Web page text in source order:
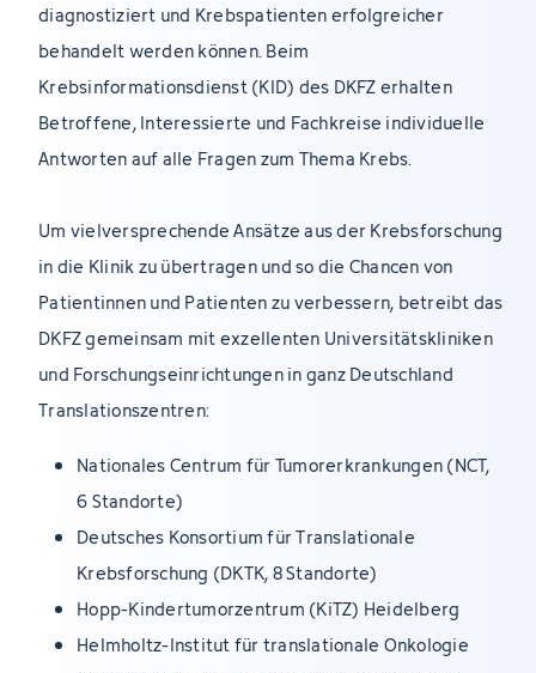
diagnostiziert und Krebspatienten erfolgreicher
behandelt werden können. Beim
Krebsinformationsdienst (KID) des DKFZ erhalten
Betroffene, Interessierte und Fachkreise individuelle
Antworten auf alle Fragen zum Thema Krebs.
Um vielversprechende Ansätze aus der Krebsforschung
in die Klinik zu übertragen und so die Chancen von
Patientinnen und Patienten zu verbessern, betreibt das
DKFZ gemeinsam mit exzellenten Universitätskliniken
und Forschungseinrichtungen in ganz Deutschland
Translationszentren:
Nationales Centrum für Tumorerkrankungen (NCT,
6 Standorte)
Deutsches Konsortium für Translationale
Krebsforschung (DKTK, 8 Standorte)
Hopp-Kindertumorzentrum (KiTZ) Heidelberg
Helmholtz-Institut für translationale Onkologie